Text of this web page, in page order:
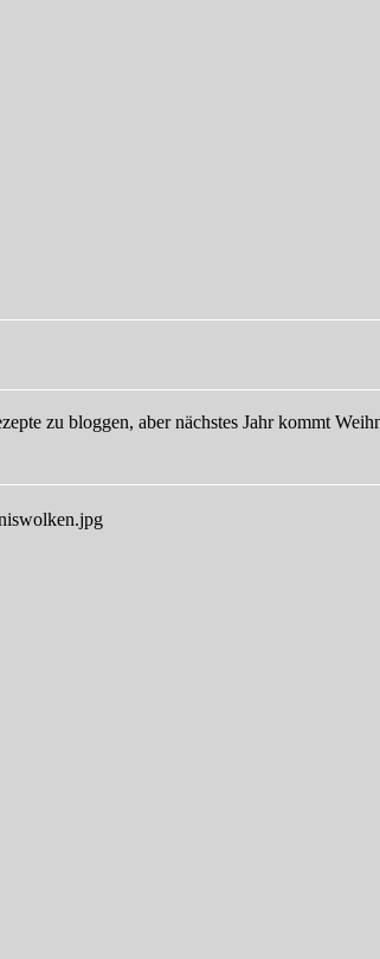
zu bloggen, aber nächstes Jahr kommt